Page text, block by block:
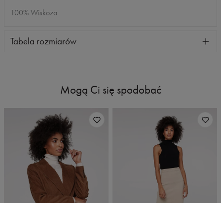
100% Wiskoza
Tabela rozmiarów
Mogą Ci się spodobać